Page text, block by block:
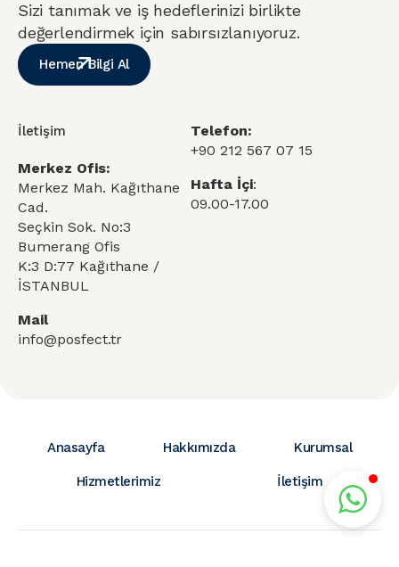
Sizi tanımak ve iş hedeflerinizi birlikte
değerlendirmek için sabırsızlanıyoruz.
Hemen Bilgi Al
İletişim
Merkez Ofis:
Merkez Mah. Kağıthane
Cad.
Seçkin Sok. No:3
Bumerang Ofis
K:3 D:77 Kağıthane /
İSTANBUL
Mail
info@posfect.tr
Telefon:
+90 212 567 07 15
Hafta İçi:
09.00-17.00
Anasayfa Hakkımızda Kurumsal
Hizmetlerimiz İletişim